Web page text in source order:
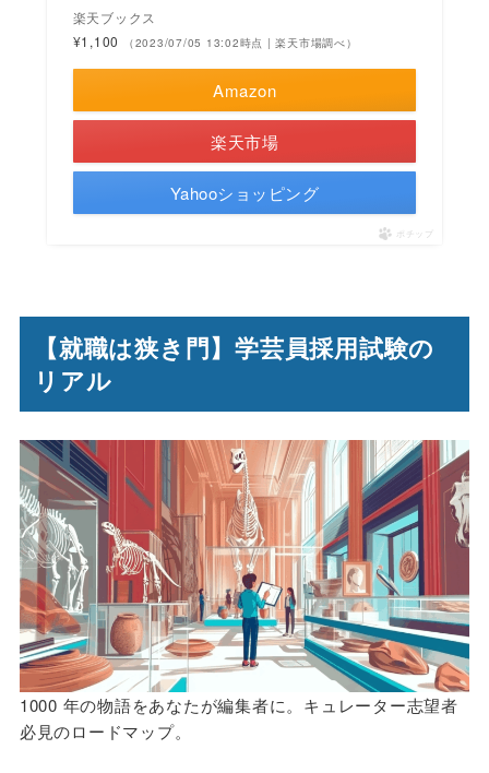
楽天ブックス
¥1,100
（2023/07/05 13:02時点 | 楽天市場調べ）
Amazon
楽天市場
Yahooショッピング
ポチップ
【就職は狭き門】学芸員採用試験の
リアル
1000 年の物語をあなたが編集者に。キュレーター志望者
必見のロードマップ。